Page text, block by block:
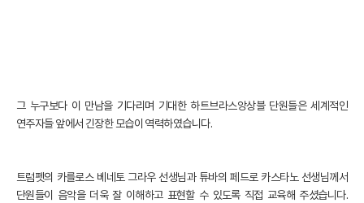
그 누구보다 이 만남을 기다리며 기대한 하트브라스앙상블 단원들은 세계적인
연주자들 앞에서 긴장한 모습이 역력하였습니다.
트럼펫의 카를로스 베네토 그라우 선생님과 튜바의 페드로 카스타노 선생님께서
단원들이 음악을 더욱 잘 이해하고 표현할 수 있도록 직접 교육해 주셨습니다.